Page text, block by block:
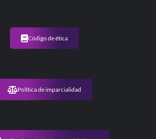
Código de ética
Política de imparcialidad